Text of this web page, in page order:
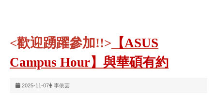
<歡迎踴躍參加!!> 【ASUS
Campus Hour】與華碩有約
2025-11-07 李依芸